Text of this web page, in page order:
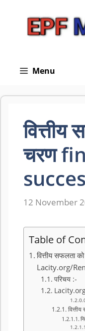
Menu
चरण
12 November
Table of
वित्तीय सफलता
Lacity.org/
परिचय :-